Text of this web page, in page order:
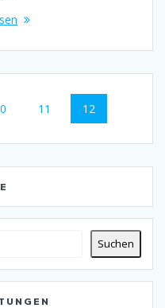
Seite
11 Seite
12
Suchen